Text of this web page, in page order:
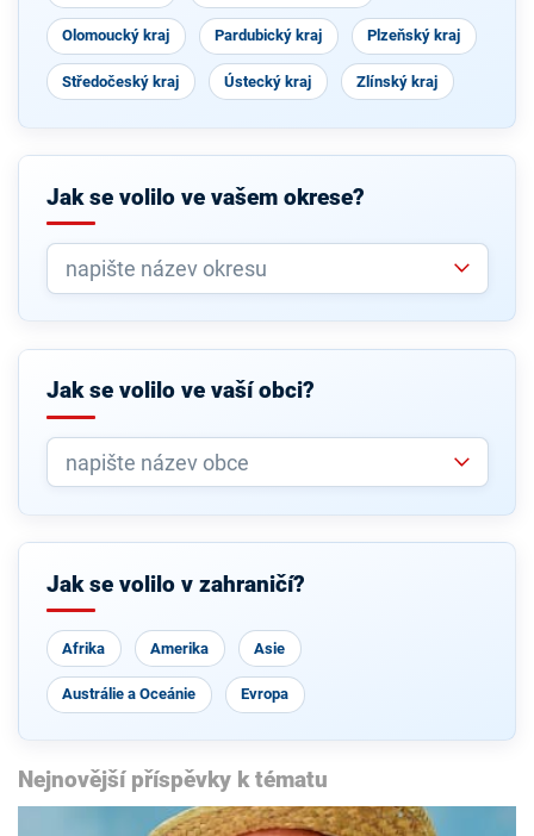
Olomoucký kraj Pardubický kraj Plzeňský kraj
Středočeský kraj Ústecký kraj Zlínský kraj
Jak se volilo ve vašem okrese?
Jak se volilo ve vaší obci?
Jak se volilo v zahraničí?
Afrika Amerika Asie
Austrálie a Oceánie Evropa
Nejnovější příspěvky k tématu